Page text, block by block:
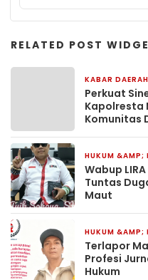
RELATED POST
KABAR DAERAH
Perkuat
Kapolresta
Komunitas
HUKUM &AMP;
Wabup
Tuntas
Maut
HUKUM &AMP;
Terlapor
Profesi
Hukum